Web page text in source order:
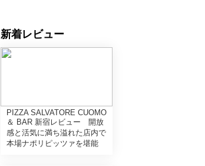
新着レビュー
PIZZA SALVATORE CUOMO
＆ BAR 新宿レビュー 開放
感と活気に満ち溢れた店内で
本場ナポリピッツァを堪能